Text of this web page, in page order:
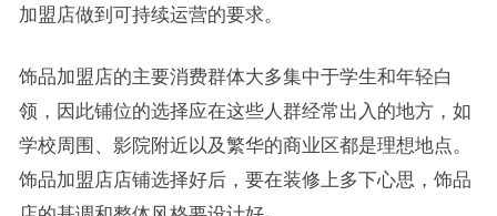
加盟店做到可持续运营的要求。
饰品加盟店的主要消费群体大多集中于学生和年轻白
领，因此铺位的选择应在这些人群经常出入的地方，如
学校周围、影院附近以及繁华的商业区都是理想地点。
饰品加盟店店铺选择好后，要在装修上多下心思，饰品